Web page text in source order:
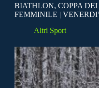
BIATHLON, COPPA
FEMMINILE |
Altri Sport